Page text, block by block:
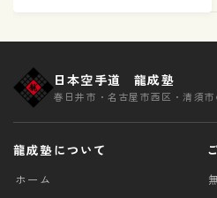
日本空手道 龍成塾
春日井市・名古屋市西区・清須
龍成塾について
ホーム